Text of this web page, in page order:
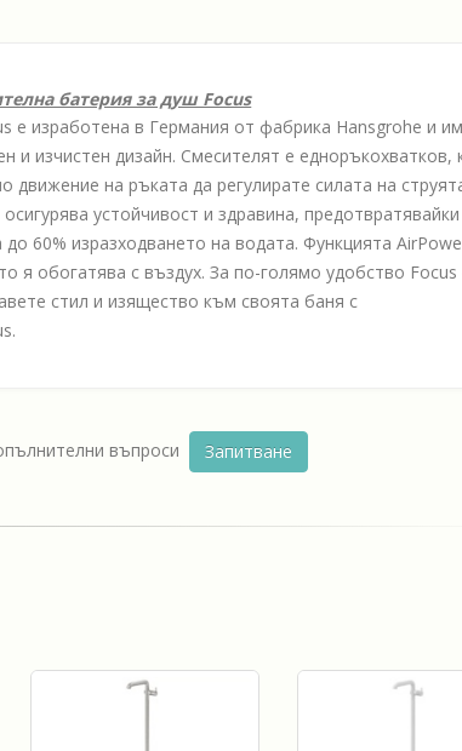
батерия за душ Focus
е изработенa в Германия от фабрика Hansgrohe и
и изчистен дизайн. Смесителят е едноръкохватков,
движение на ръката да регулирате силата на
устойчивост и здравина,
60% изразходването на водата. Функцията
я обогатява с въздух. За по-голямо удобство Focus
стил и изящество към своята баня с
въпроси Запитване